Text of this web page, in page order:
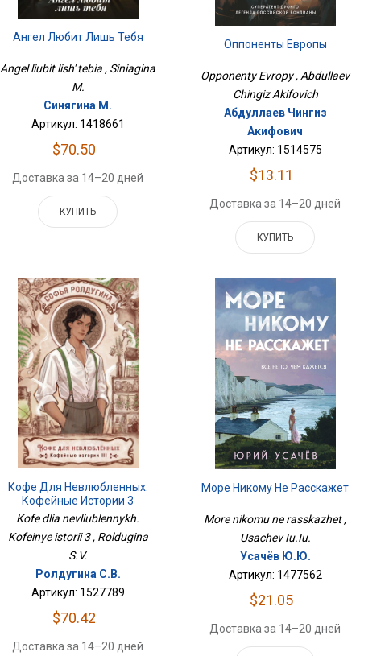
Ангел Любит Лишь Тебя
Angel liubit lish' tebia , Siniagina
M.
Синягина М.
Артикул: 1418661
$70.50
Доставка за 14–20 дней
КУПИТЬ
Оппоненты Европы
Opponenty Evropy , Abdullaev
Chingiz Akifovich
Абдуллаев Чингиз
Акифович
Артикул: 1514575
$13.11
Доставка за 14–20 дней
КУПИТЬ
Кофе Для Невлюбленных.
Кофейные Истории 3
Kofe dlia nevliublennykh.
Kofeinye istorii 3 , Roldugina
S.V.
Ролдугина С.В.
Артикул: 1527789
$70.42
Доставка за 14–20 дней
Море Никому Не Расскажет
More nikomu ne rasskazhet ,
Usachev Iu.Iu.
Усачёв Ю.Ю.
Артикул: 1477562
$21.05
Доставка за 14–20 дней